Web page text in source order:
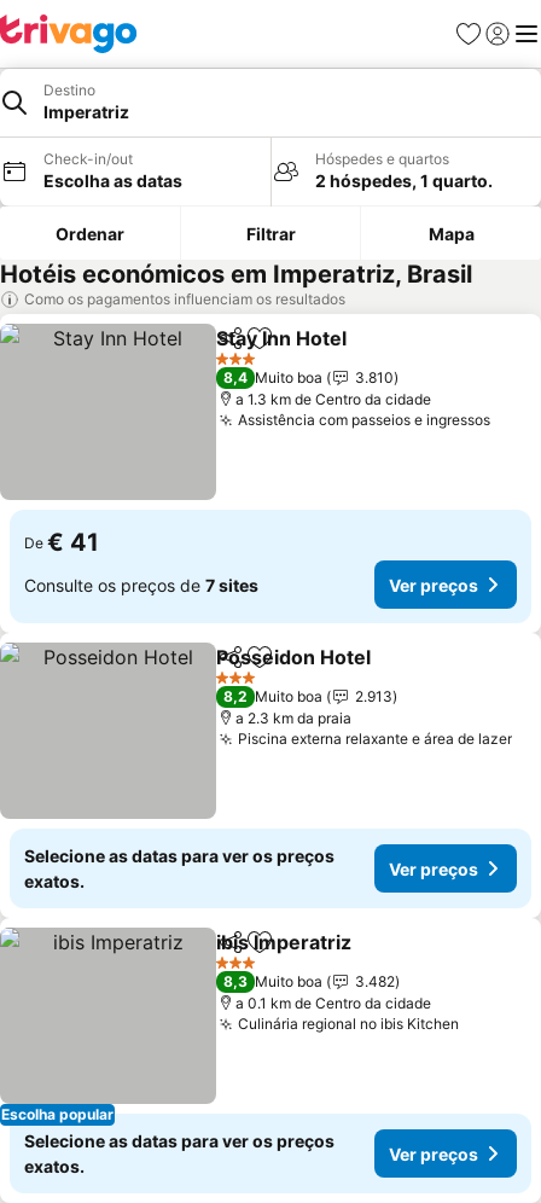
Favoritos
Iniciar
Destino
Imperatriz
Check-in/out
Escolha as datas
Hóspedes e quartos
2 hóspedes, 1 quarto.
Ordenar Filtrar Mapa
Hotéis económicos em Imperatriz, Brasil
Como os pagamentos influenciam os resultados
PartilharAdicionar aos favoritos
Stay Inn Hotel
3 Estrelas
8,4 Muito boa
3.810
a 1.3 km de Centro da cidade
Assistência com passeios e ingressosVer
De € 41
Consulte os preços de 7 sites Ver preços
PartilharAdicionar aos favoritos
Posseidon Hotel
3 Estrelas
8,2 Muito boa
2.913
a 2.3 km da praia
Piscina externa relaxante e área de lazer
Selecione as datas para ver os preços
exatos.
Ver preços
Escolha popular
PartilharAdicionar aos favoritos
ibis Imperatriz
3 Estrelas
8,3 Muito boa
3.482
a 0.1 km de Centro da cidade
Culinária regional no ibis Kitchen
Selecione as datas para ver os preços
exatos.
Ver preços